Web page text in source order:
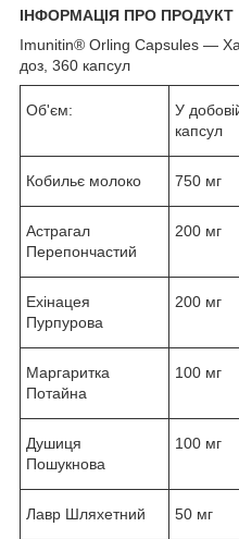
ІНФОРМАЦІЯ ПРО ПРОДУКТ
Imunitin® Orling Capsules —
доз, 360 капсул
Об'єм:
У
капсул
Кобильє молоко 750 мг
Астрагал
Перепончастий
200 мг
Ехінацея
Пурпурова
200 мг
Маргаритка
Потайна
100 мг
Душиця
Пошукнова
100 мг
Лавр Шляхетний 50 мг